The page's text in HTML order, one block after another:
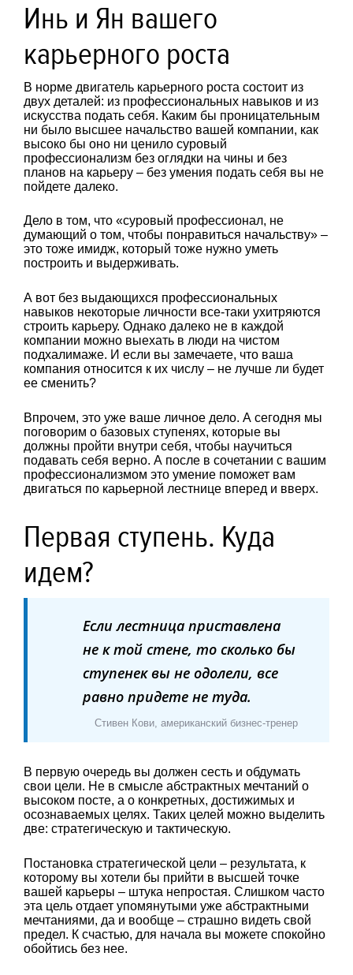
Инь и Ян вашего
карьерного роста
В норме двигатель карьерного роста состоит из
двух деталей: из профессиональных навыков и из
искусства подать себя. Каким бы проницательным
ни было высшее начальство вашей компании, как
высоко бы оно ни ценило суровый
профессионализм без оглядки на чины и без
планов на карьеру – без умения подать себя вы не
пойдете далеко.
Дело в том, что «суровый профессионал, не
думающий о том, чтобы понравиться начальству» –
это тоже имидж, который тоже нужно уметь
построить и выдерживать.
А вот без выдающихся профессиональных
навыков некоторые личности все-таки ухитряются
строить карьеру. Однако далеко не в каждой
компании можно выехать в люди на чистом
подхалимаже. И если вы замечаете, что ваша
компания относится к их числу – не лучше ли будет
ее сменить?
Впрочем, это уже ваше личное дело. А сегодня мы
поговорим о базовых ступенях, которые вы
должны пройти внутри себя, чтобы научиться
подавать себя верно. А после в сочетании с вашим
профессионализмом это умение поможет вам
двигаться по карьерной лестнице вперед и вверх.
Первая ступень. Куда
идем?
Если лестница приставлена
не к той стене, то сколько бы
ступенек вы не одолели, все
равно придете не туда.
Стивен Кови, американский бизнес-тренер
В первую очередь вы должен сесть и обдумать
свои цели. Не в смысле абстрактных мечтаний о
высоком посте, а о конкретных, достижимых и
осознаваемых целях. Таких целей можно выделить
две: стратегическую и тактическую.
Постановка стратегической цели – результата, к
которому вы хотели бы прийти в высшей точке
вашей карьеры – штука непростая. Слишком часто
эта цель отдает упомянутыми уже абстрактными
мечтаниями, да и вообще – страшно видеть свой
предел. К счастью, для начала вы можете спокойно
обойтись без нее.